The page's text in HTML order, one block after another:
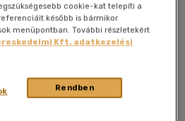
Alkalmaz
cookie-kat telepíti a
később is bármikor
menüpontban. További részletekért
Kft. adatkezelési
Rendben